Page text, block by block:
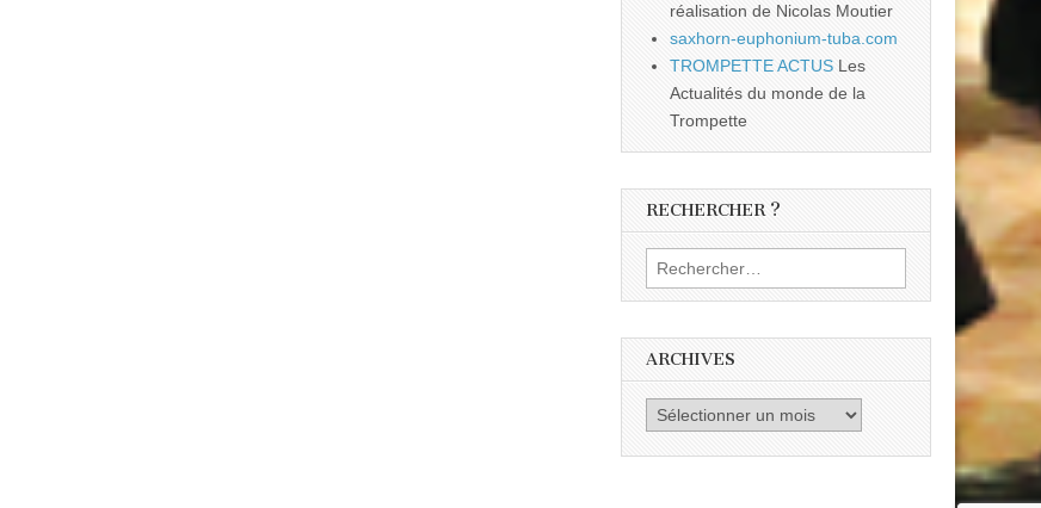
réalisation de Nicolas Moutier
saxhorn-euphonium-tuba.com
TROMPETTE ACTUS Les
Actualités du monde de la
Trompette
RECHERCHER ?
Rechercher :
ARCHIVES
Archives